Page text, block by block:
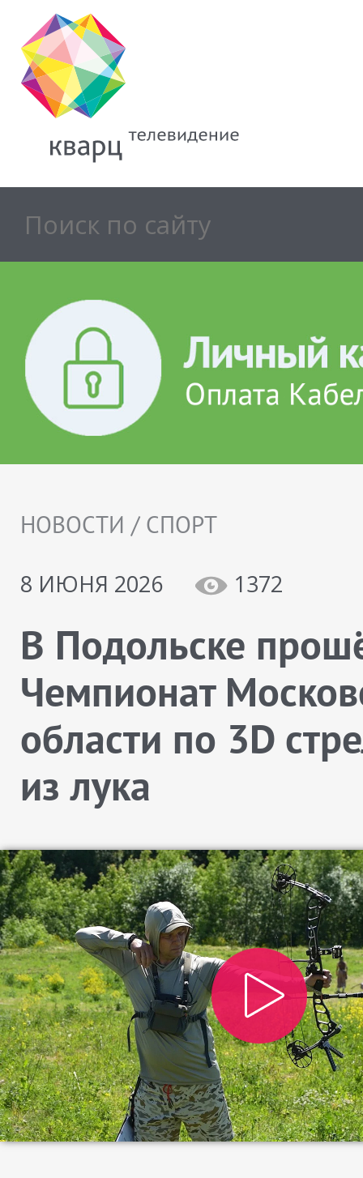
НОВОСТИ / СПОРТ
8 ИЮНЯ 2026
1372
В Подольске
Чемпионат
области по 3D
из лука